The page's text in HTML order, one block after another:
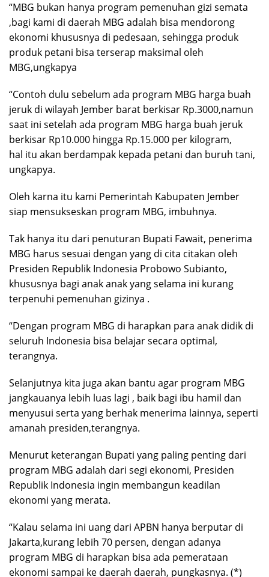
“MBG bukan hanya program pemenuhan gizi semata
,bagi kami di daerah MBG adalah bisa mendorong
ekonomi khususnya di pedesaan, sehingga produk
produk petani bisa terserap maksimal oleh
MBG,ungkapya
“Contoh dulu sebelum ada program MBG harga buah
jeruk di wilayah Jember barat berkisar Rp.3000,namun
saat ini setelah ada program MBG harga buah jeruk
berkisar Rp10.000 hingga Rp.15.000 per kilogram,
hal itu akan berdampak kepada petani dan buruh tani,
ungkapya.
Oleh karna itu kami Pemerintah Kabupaten Jember
siap mensukseskan program MBG, imbuhnya.
Tak hanya itu dari penuturan Bupati Fawait, penerima
MBG harus sesuai dengan yang di cita citakan oleh
Presiden Republik Indonesia Probowo Subianto,
khususnya bagi anak anak yang selama ini kurang
terpenuhi pemenuhan gizinya .
“Dengan program MBG di harapkan para anak didik di
seluruh Indonesia bisa belajar secara optimal,
terangnya.
Selanjutnya kita juga akan bantu agar program MBG
jangkauanya lebih luas lagi , baik bagi ibu hamil dan
menyusui serta yang berhak menerima lainnya, seperti
amanah presiden,terangnya.
Menurut keterangan Bupati yang paling penting dari
program MBG adalah dari segi ekonomi, Presiden
Republik Indonesia ingin membangun keadilan
ekonomi yang merata.
“Kalau selama ini uang dari APBN hanya berputar di
Jakarta,kurang lebih 70 persen, dengan adanya
program MBG di harapkan bisa ada pemerataan
ekonomi sampai ke daerah daerah, pungkasnya. (*)